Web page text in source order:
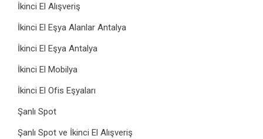
İkinci El Alışveriş
İkinci El Eşya Alanlar Antalya
İkinci El Eşya Antalya
İkinci El Mobilya
İkinci El Ofis Eşyaları
Şanlı Spot
Şanlı Spot ve İkinci El Alışveriş